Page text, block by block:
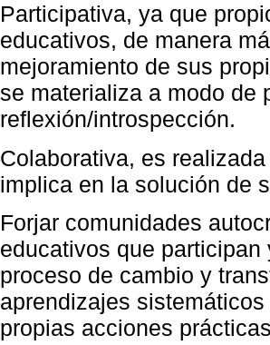
Participativa, ya que
educativos, de manera
mejoramiento de sus
se materializa a modo de
reflexión/introspección.
Colaborativa, es
implica en la solución de
Forjar comunidades
educativos que
proceso de cambio y
aprendizajes
propias acciones